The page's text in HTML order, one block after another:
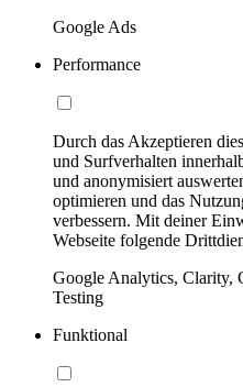
Google Ads
Performance
Durch das Akzeptieren
und Surfverhalten
und anonymisiert
optimieren und das
verbessern. Mit deiner
Webseite folgende
Google Analytics, Clarity,
Testing
Funktional